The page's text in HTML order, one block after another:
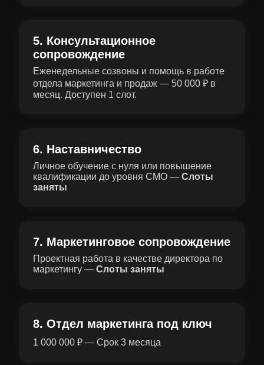
5. Консультационное
сопровождение
Еженедельные созвоны и помощь в работе
отдела маркетинга и продаж — 50 000 ₽ в
месяц. Доступен 1 слот.
6. Наставничество
Личное обучение с нуля или повышение
квалификации до уровня СMO — Слоты
заняты
7. Маркетинговое сопровождение
Проектная работа в качестве директора по
маркетингу — Слоты заняты
8. Отдел маркетинга под ключ
1 000 000 ₽ — Срок 3 месяца